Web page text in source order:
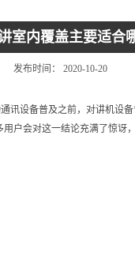
室内覆盖主要适合
发布时间： 2020-10-20
讯设备普及之前，对讲机设
用户会对这一结论充满了惊讶